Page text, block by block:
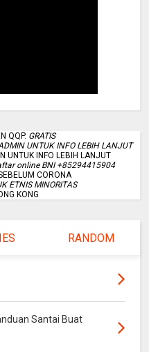
QQP. GRATIS
UNTUK INFO LEBIH LANJUT
UNTUK INFO LEBIH LANJUT
online BNI +85294415904
CORONA
ETNIS MINORITAS
KONG
RANDOM
Santai Buat